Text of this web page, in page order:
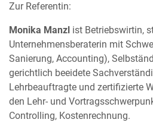
Zur Referentin:
Monika Manzl ist Betriebswirtin,
Unternehmensberaterin mit
Sanierung, Accounting),
gerichtlich beeidete
Lehrbeauftragte und zertifizierte
den Lehr- und
Controlling, Kostenrechnung.